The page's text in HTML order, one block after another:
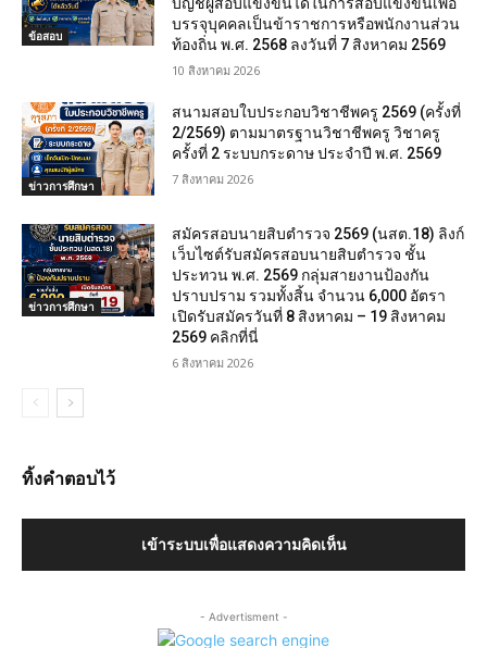
ข้อสอบ
บรรจุบุคคลเป็นข้าราชการหรือพนักงานส่วน
ท้องถิ่น พ.ศ. 2568 ลงวันที่ 7 สิงหาคม 2569
10 สิงหาคม 2026
ข่าวการศึกษา
สนามสอบใบประกอบวิชาชีพครู 2569 (ครั้งที่
2/2569) ตามมาตรฐานวิชาชีพครู วิชาครู
ครั้งที่ 2 ระบบกระดาษ ประจำปี พ.ศ. 2569
7 สิงหาคม 2026
ข่าวการศึกษา
สมัครสอบนายสิบตำรวจ 2569 (นสต.18) ลิงก์
เว็บไซต์รับสมัครสอบนายสิบตำรวจ ชั้น
ประทวน พ.ศ. 2569 กลุ่มสายงานป้องกัน
ปราบปราม รวมทั้งสิ้น จำนวน 6,000 อัตรา
เปิดรับสมัครวันที่ 8 สิงหาคม – 19 สิงหาคม
2569 คลิกที่นี่
6 สิงหาคม 2026
ทิ้งคำตอบไว้
เข้าระบบเพื่อแสดงความคิดเห็น
- Advertisment -